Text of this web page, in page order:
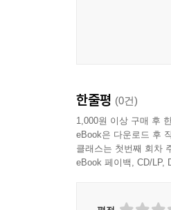
한줄평 (0건)
1,000원 이상 구매 후
eBook은 다운로드 후
클래스는 첫번째 회차
eBook 페이백, CD/LP,